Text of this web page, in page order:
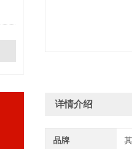
详情介绍
品牌